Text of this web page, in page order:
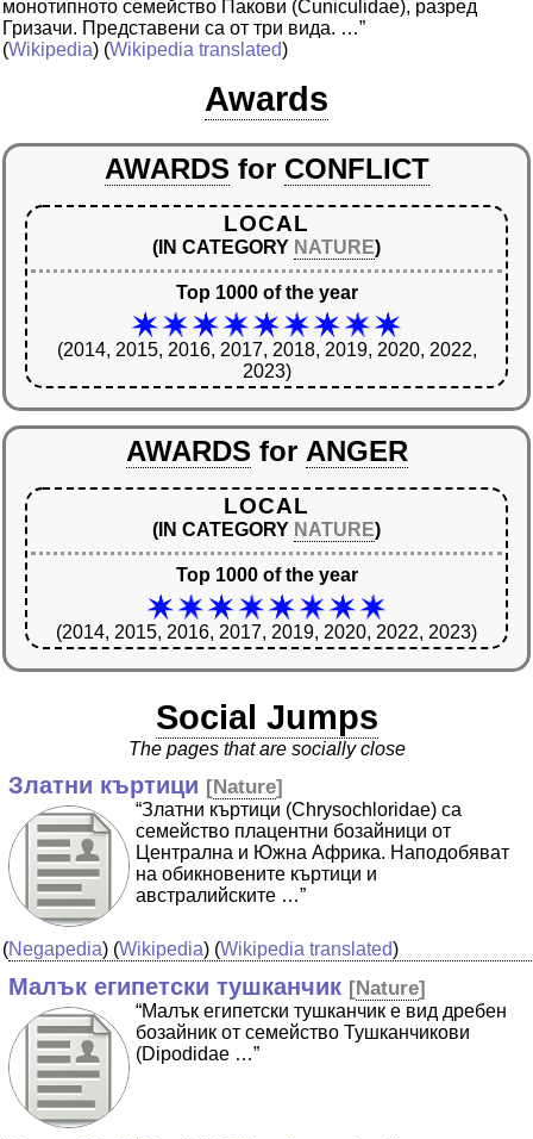
монотипното семейство Пакови (Cuniculidae), разред
Гризачи. Представени са от три вида. …”
(Wikipedia) (Wikipedia translated)
Awards
AWARDS for CONFLICT
LOCAL
(IN CATEGORY NATURE)
Top 1000 of the year
(2014, 2015, 2016, 2017, 2018, 2019, 2020, 2022,
2023)
AWARDS for ANGER
LOCAL
(IN CATEGORY NATURE)
Top 1000 of the year
(2014, 2015, 2016, 2017, 2019, 2020, 2022, 2023)
Social Jumps
The pages that are socially close
Златни къртици [Nature]
“Златни къртици (Chrysochloridae) са
семейство плацентни бозайници от
Централна и Южна Африка. Наподобяват
на обикновените къртици и
австралийските …”
(Negapedia) (Wikipedia) (Wikipedia translated)
Малък египетски тушканчик [Nature]
“Малък египетски тушканчик е вид дребен
бозайник от семейство Тушканчикови
(Dipodidae …”